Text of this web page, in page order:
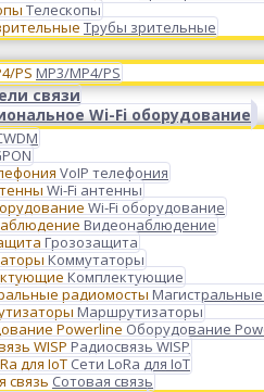
Телескопы
Трубы зрительные
MP3/MP4/PS
связи
Wi-Fi оборудование
VoIP телефония
Wi-Fi антенны
Wi-Fi оборудование
Видеонаблюдение
Грозозащита
Коммутаторы
Комплектующие
Маршрутизаторы
Оборудование
Радиосвязь WISP
Сети LoRa для IoT
Сотовая связь